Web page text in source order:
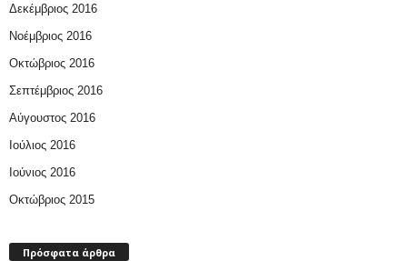
Δεκέμβριος 2016
Νοέμβριος 2016
Οκτώβριος 2016
Σεπτέμβριος 2016
Αύγουστος 2016
Ιούλιος 2016
Ιούνιος 2016
Οκτώβριος 2015
Πρόσφατα άρθρα